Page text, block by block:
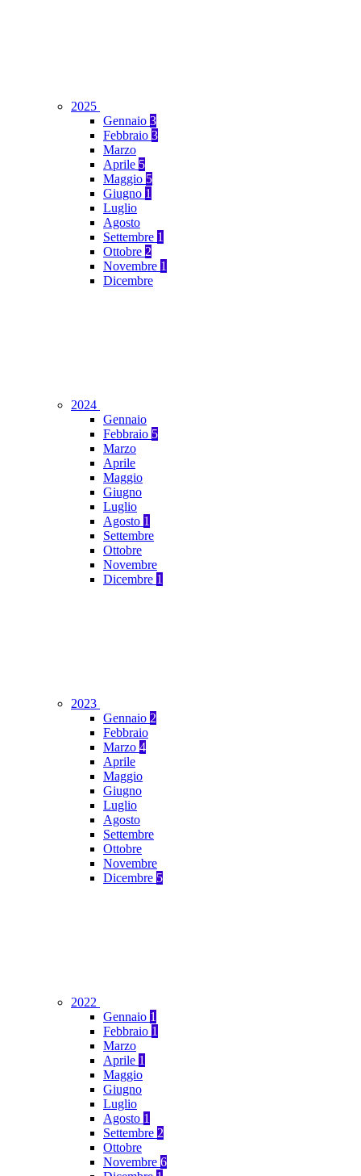
2025
Gennaio 3
Febbraio 3
Marzo
Aprile 5
Maggio 5
Giugno 1
Luglio
Agosto
Settembre 1
Ottobre 2
Novembre 1
Dicembre
2024
Gennaio
Febbraio 5
Marzo
Aprile
Maggio
Giugno
Luglio
Agosto 1
Settembre
Ottobre
Novembre
Dicembre 1
2023
Gennaio 2
Febbraio
Marzo 4
Aprile
Maggio
Giugno
Luglio
Agosto
Settembre
Ottobre
Novembre
Dicembre 5
2022
Gennaio 1
Febbraio 1
Marzo
Aprile 1
Maggio
Giugno
Luglio
Agosto 1
Settembre 2
Ottobre
Novembre 6